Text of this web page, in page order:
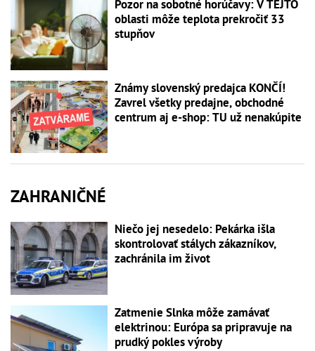
Pozor na sobotné horúčavy: V TEJTO
oblasti môže teplota prekročiť 33
stupňov
Známy slovenský predajca KONČÍ!
Zavrel všetky predajne, obchodné
centrum aj e-shop: TU už nenakúpite
ZAHRANIČNÉ
Niečo jej nesedelo: Pekárka išla
skontrolovať stálych zákazníkov,
zachránila im život
Zatmenie Slnka môže zamávať
elektrinou: Európa sa pripravuje na
prudký pokles výroby